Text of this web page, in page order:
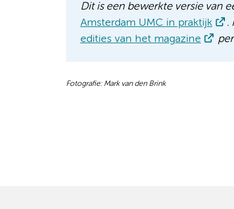
Dit is een bewerkte versie van
Amsterdam UMC in praktijk
.
edities van het magazine
Fotografie: Mark van den Brink